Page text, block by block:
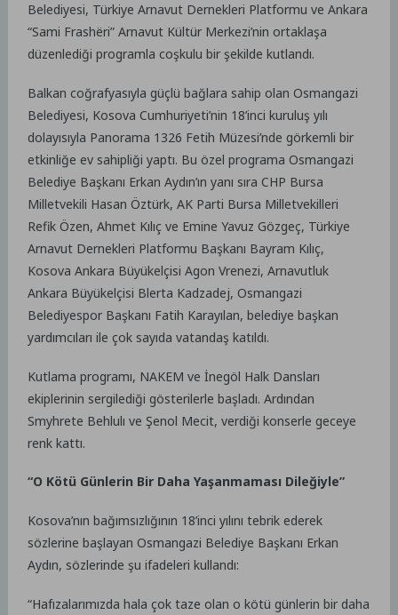
Belediyesi, Türkiye Arnavut Dernekleri Platformu ve Ankara
“Sami Frashëri” Arnavut Kültür Merkezi’nin ortaklaşa
düzenlediği programla coşkulu bir şekilde kutlandı.
Balkan coğrafyasıyla güçlü bağlara sahip olan Osmangazi
Belediyesi, Kosova Cumhuriyeti’nin 18’inci kuruluş yılı
dolayısıyla Panorama 1326 Fetih Müzesi’nde görkemli bir
etkinliğe ev sahipliği yaptı. Bu özel programa Osmangazi
Belediye Başkanı Erkan Aydın’ın yanı sıra CHP Bursa
Milletvekili Hasan Öztürk, AK Parti Bursa Milletvekilleri
Refik Özen, Ahmet Kılıç ve Emine Yavuz Gözgeç, Türkiye
Arnavut Dernekleri Platformu Başkanı Bayram Kılıç,
Kosova Ankara Büyükelçisi Agon Vrenezi, Arnavutluk
Ankara Büyükelçisi Blerta Kadzadej, Osmangazi
Belediyespor Başkanı Fatih Karayılan, belediye başkan
yardımcıları ile çok sayıda vatandaş katıldı.
Kutlama programı, NAKEM ve İnegöl Halk Dansları
ekiplerinin sergilediği gösterilerle başladı. Ardından
Smyhrete Behlulı ve Şenol Mecit, verdiği konserle geceye
renk kattı.
“O Kötü Günlerin Bir Daha Yaşanmaması Dileğiyle”
Kosova’nın bağımsızlığının 18’inci yılını tebrik ederek
sözlerine başlayan Osmangazi Belediye Başkanı Erkan
Aydın, sözlerinde şu ifadeleri kullandı:
“Hafızalarımızda hala çok taze olan o kötü günlerin bir daha